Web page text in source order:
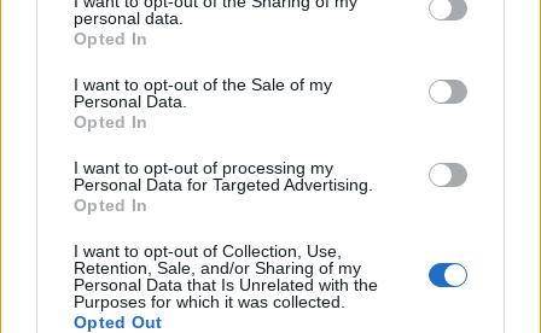
personal data.
Opted In
I want to opt-out of the Sale of my
Personal Data.
Opted In
I want to opt-out of processing my
Personal Data for Targeted Advertising.
Opted In
I want to opt-out of Collection, Use,
Retention, Sale, and/or Sharing of my
Personal Data that Is Unrelated with the
Purposes for which it was collected.
Opted Out
robbant fel Bulgáriában, nem